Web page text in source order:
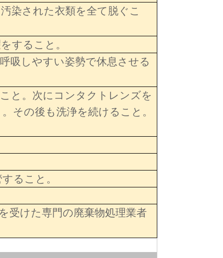
染された衣類を全て脱ぐこ
すること。
吸しやすい姿勢で休息させる
と。次にコンタクトレンズを
その後も洗浄を続けること。
ること。
受けた専門の廃棄物処理業者